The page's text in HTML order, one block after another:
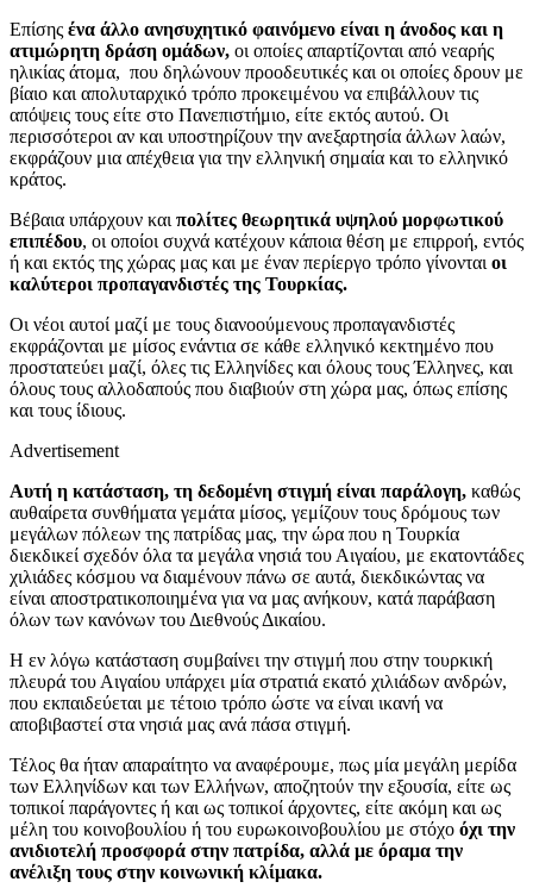
Επίσης ένα άλλο ανησυχητικό φαινόμενο είναι η άνοδος και η
ατιμώρητη δράση ομάδων, οι οποίες απαρτίζονται από νεαρής
ηλικίας άτομα, που δηλώνουν προοδευτικές και οι οποίες δρουν με
βίαιο και απολυταρχικό τρόπο προκειμένου να επιβάλλουν τις
απόψεις τους είτε στο Πανεπιστήμιο, είτε εκτός αυτού. Οι
περισσότεροι αν και υποστηρίζουν την ανεξαρτησία άλλων λαών,
εκφράζουν μια απέχθεια για την ελληνική σημαία και το ελληνικό
κράτος.
Βέβαια υπάρχουν και πολίτες θεωρητικά υψηλού μορφωτικού
επιπέδου, οι οποίοι συχνά κατέχουν κάποια θέση με επιρροή, εντός
ή και εκτός της χώρας μας και με έναν περίεργο τρόπο γίνονται οι
καλύτεροι προπαγανδιστές της Τουρκίας.
Οι νέοι αυτοί μαζί με τους διανοούμενους προπαγανδιστές
εκφράζονται με μίσος ενάντια σε κάθε ελληνικό κεκτημένο που
προστατεύει μαζί, όλες τις Ελληνίδες και όλους τους Έλληνες, και
όλους τους αλλοδαπούς που διαβιούν στη χώρα μας, όπως επίσης
και τους ίδιους.
Advertisement
Αυτή η κατάσταση, τη δεδομένη στιγμή είναι παράλογη, καθώς
αυθαίρετα συνθήματα γεμάτα μίσος, γεμίζουν τους δρόμους των
μεγάλων πόλεων της πατρίδας μας, την ώρα που η Τουρκία
διεκδικεί σχεδόν όλα τα μεγάλα νησιά του Αιγαίου, με εκατοντάδες
χιλιάδες κόσμου να διαμένουν πάνω σε αυτά, διεκδικώντας να
είναι αποστρατικοποιημένα για να μας ανήκουν, κατά παράβαση
όλων των κανόνων του Διεθνούς Δικαίου.
Η εν λόγω κατάσταση συμβαίνει την στιγμή που στην τουρκική
πλευρά του Αιγαίου υπάρχει μία στρατιά εκατό χιλιάδων ανδρών,
που εκπαιδεύεται με τέτοιο τρόπο ώστε να είναι ικανή να
αποβιβαστεί στα νησιά μας ανά πάσα στιγμή.
Τέλος θα ήταν απαραίτητο να αναφέρουμε, πως μία μεγάλη μερίδα
των Ελληνίδων και των Ελλήνων, αποζητούν την εξουσία, είτε ως
τοπικοί παράγοντες ή και ως τοπικοί άρχοντες, είτε ακόμη και ως
μέλη του κοινοβουλίου ή του ευρωκοινοβουλίου με στόχο όχι την
ανιδιοτελή προσφορά στην πατρίδα, αλλά με όραμα την
ανέλιξη τους στην κοινωνική κλίμακα.